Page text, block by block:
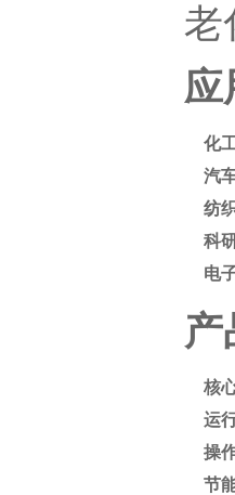
老
应
化
汽
纺
科
电
产
核
运
操
节